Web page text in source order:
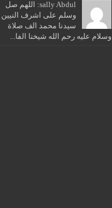
sally Abdul: اللهم صل
وسلم على اشرف النيين
سيدنا محمد الف صلاة
وسلام عليه رحم الله شيخنا الفا...